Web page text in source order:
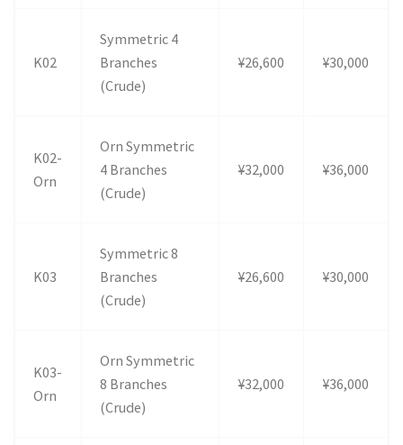
K02
Symmetric 4
Branches
(Crude)
¥26,600 ¥30,000
K02-
Orn
Orn Symmetric
4 Branches
(Crude)
¥32,000 ¥36,000
K03
Symmetric 8
Branches
(Crude)
¥26,600 ¥30,000
K03-
Orn
Orn Symmetric
8 Branches
(Crude)
¥32,000 ¥36,000